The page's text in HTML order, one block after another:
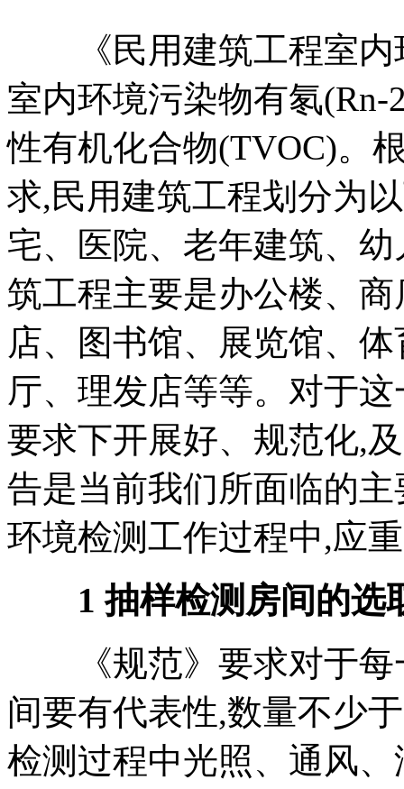
《民用建筑工程室内
室内环境污染物有氡
性有机化合物(TVOC)。
求,民用建筑工程划分为
宅、医院、老年建筑、
筑工程主要是办公楼、
店、图书馆、展览馆、
厅、理发店等等。对于
要求下开展好、规范化,
告是当前我们所面临的
环境检测工作过程中,应
1 抽样检测房间的选
《规范》要求对于每
间要有代表性,数量不少
检测过程中光照、通风